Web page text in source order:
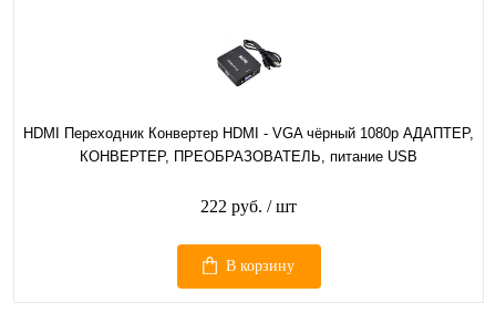
HDMI Переходник Конвертер HDMI - VGA чёрный 1080p АДАПТЕР,
КОНВЕРТЕР, ПРЕОБРАЗОВАТЕЛЬ, питание USB
222 руб. / шт
В корзину